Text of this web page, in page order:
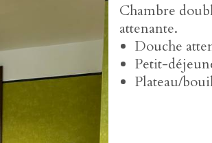
Chambre
attenante.
Douche
Petit-
Plateau/